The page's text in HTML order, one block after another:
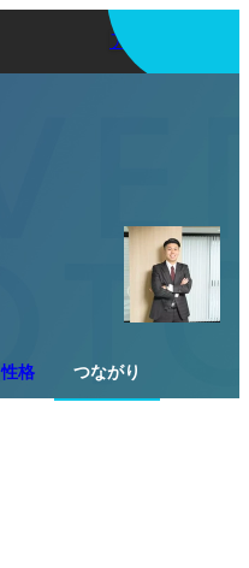
アプリを使う
性格 つながり